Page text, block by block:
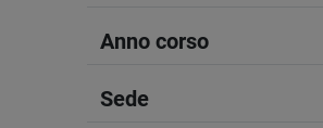
Anno corso
Sede